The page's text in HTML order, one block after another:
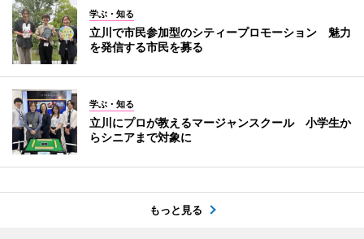
学ぶ・知る
立川で市民参加型のシティープロモーション 魅力
を発信する市民を募る
学ぶ・知る
立川にプロが教えるマージャンスクール 小学生か
らシニアまで対象に
もっと見る